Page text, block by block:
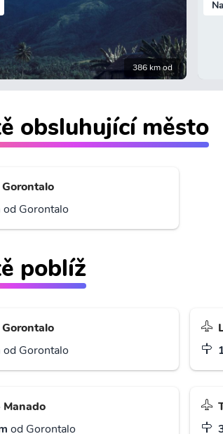
386 km od
obsluhující město
od Gorontalo
poblíž
od Gorontalo
Manado
od Gorontalo